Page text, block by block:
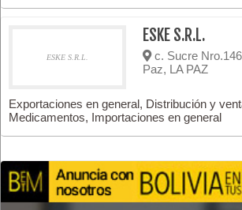
ESKE S.R.L.
ESKE S.R.L.
c. Sucre
Paz, LA PAZ
Exportaciones en general, Distribución y
Medicamentos, Importaciones en general